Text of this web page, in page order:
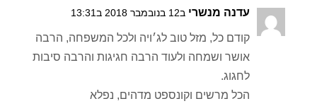
עדנה מנשרי ב12 בנובמבר 2018 ב13:31
קודם כל, מזל טוב לג׳ויה ולכל המשפחה, הרבה
אושר ושמחה ולעוד הרבה חגיגות והרבה סיבות
לחגוג.
הכל מרשים וקונספט מדהים, נפלא